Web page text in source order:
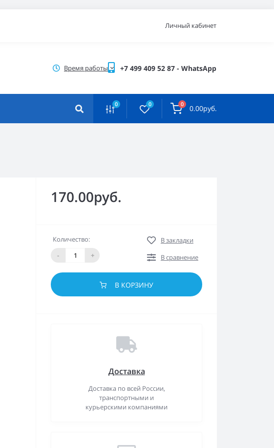
Личный кабинет
Время работы +7 499 409 52 87 - WhatsApp
0 0 0 0.00руб.
170.00руб.
Количество:
-
+
В закладки
В сравнение
В КОРЗИНУ
Доставка
Доставка по всей России,
транспортными и
курьерскими компаниями